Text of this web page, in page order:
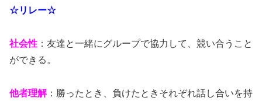
☆リレー☆
社会性 ：友達と一緒にグループで協力して、競い合うこと
ができる。
他者理解：勝ったとき、負けたときそれぞれ話し合いを持